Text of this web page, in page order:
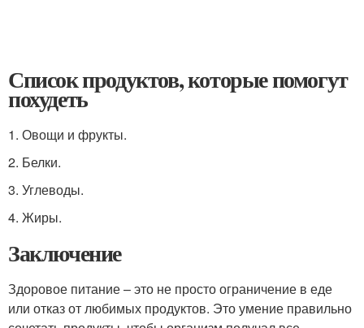
Список продуктов, которые помогут
похудеть
1. Овощи и фрукты.
2. Белки.
3. Углеводы.
4. Жиры.
Заключение
Здоровое питание – это не просто ограничение в еде
или отказ от любимых продуктов. Это умение правильно